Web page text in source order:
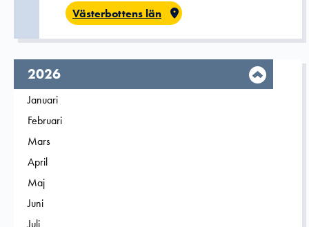
Västerbottens län
År,
2026
Filtrera på
Januari
Filtrera på
Februari
Filtrera på
Mars
Filtrera på
April
Filtrera på
Maj
Filtrera på
Juni
Filtrera på
Juli